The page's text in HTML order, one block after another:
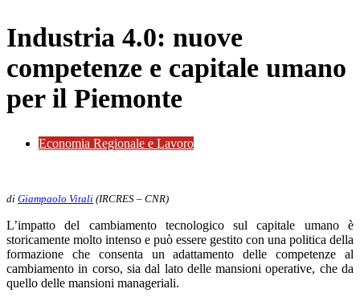
Industria 4.0: nuove
competenze e capitale umano
per il Piemonte
Economia Regionale e Lavoro
di Giampaolo Vitali (IRCRES – CNR)
L’impatto del cambiamento tecnologico sul capitale umano è
storicamente molto intenso e può essere gestito con una politica della
formazione che consenta un adattamento delle competenze al
cambiamento in corso, sia dal lato delle mansioni operative, che da
quello delle mansioni manageriali.